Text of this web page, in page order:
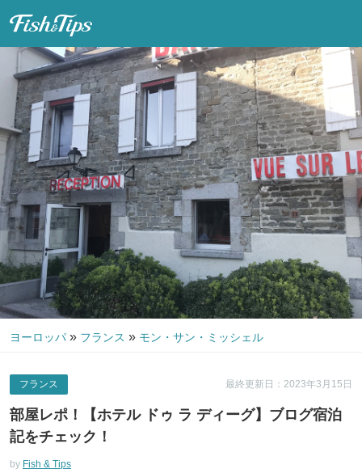
ヨーロッパ » フランス » モン・サン・ミッシェル
最終更新日：2023年3月15日
フランス
部屋レポ！【ホテル ドゥ ラ ディーグ】ブログ宿泊
記をチェック！
by Fish & Tips